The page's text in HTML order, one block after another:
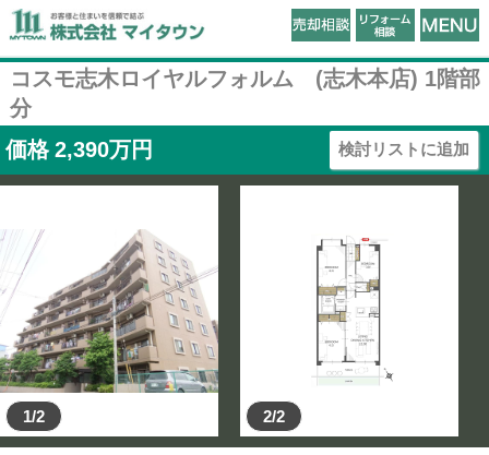
コスモ志木ロイヤルフォルム (志木本店) 1階部
分
価格 2,390万円 検討リストに追加
1/2 2/2